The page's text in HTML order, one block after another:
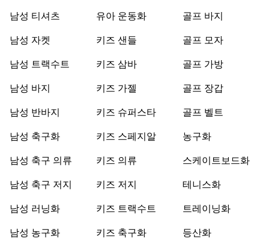
남성 티셔츠
남성 자켓
남성 트랙수트
남성 바지
남성 반바지
남성 축구화
남성 축구 의류
남성 축구 저지
남성 러닝화
남성 농구화
유아 운동화
키즈 샌들
키즈 삼바
키즈 가젤
키즈 슈퍼스타
키즈 스페지알
키즈 의류
키즈 저지
키즈 트랙수트
키즈 축구화
골프 바지
골프 모자
골프 가방
골프 장갑
골프 벨트
농구화
스케이트보드화
테니스화
트레이닝화
등산화